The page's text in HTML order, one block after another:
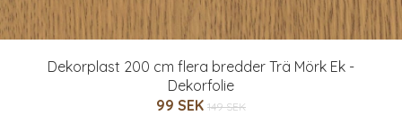
Dekorplast 200 cm flera bredder Trä Mörk Ek -
Dekorfolie
99 SEK 149 SEK